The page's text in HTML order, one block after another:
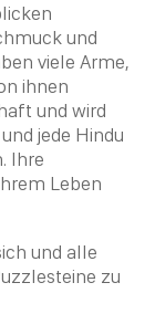
und
viele Arme,
ihnen
und wird
jede Hindu
Ihre
Leben
und alle
zu